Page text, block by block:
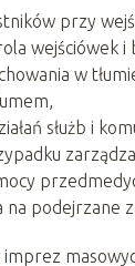
przy
wejściówek i
w
służb i
na podejrzane
imprez